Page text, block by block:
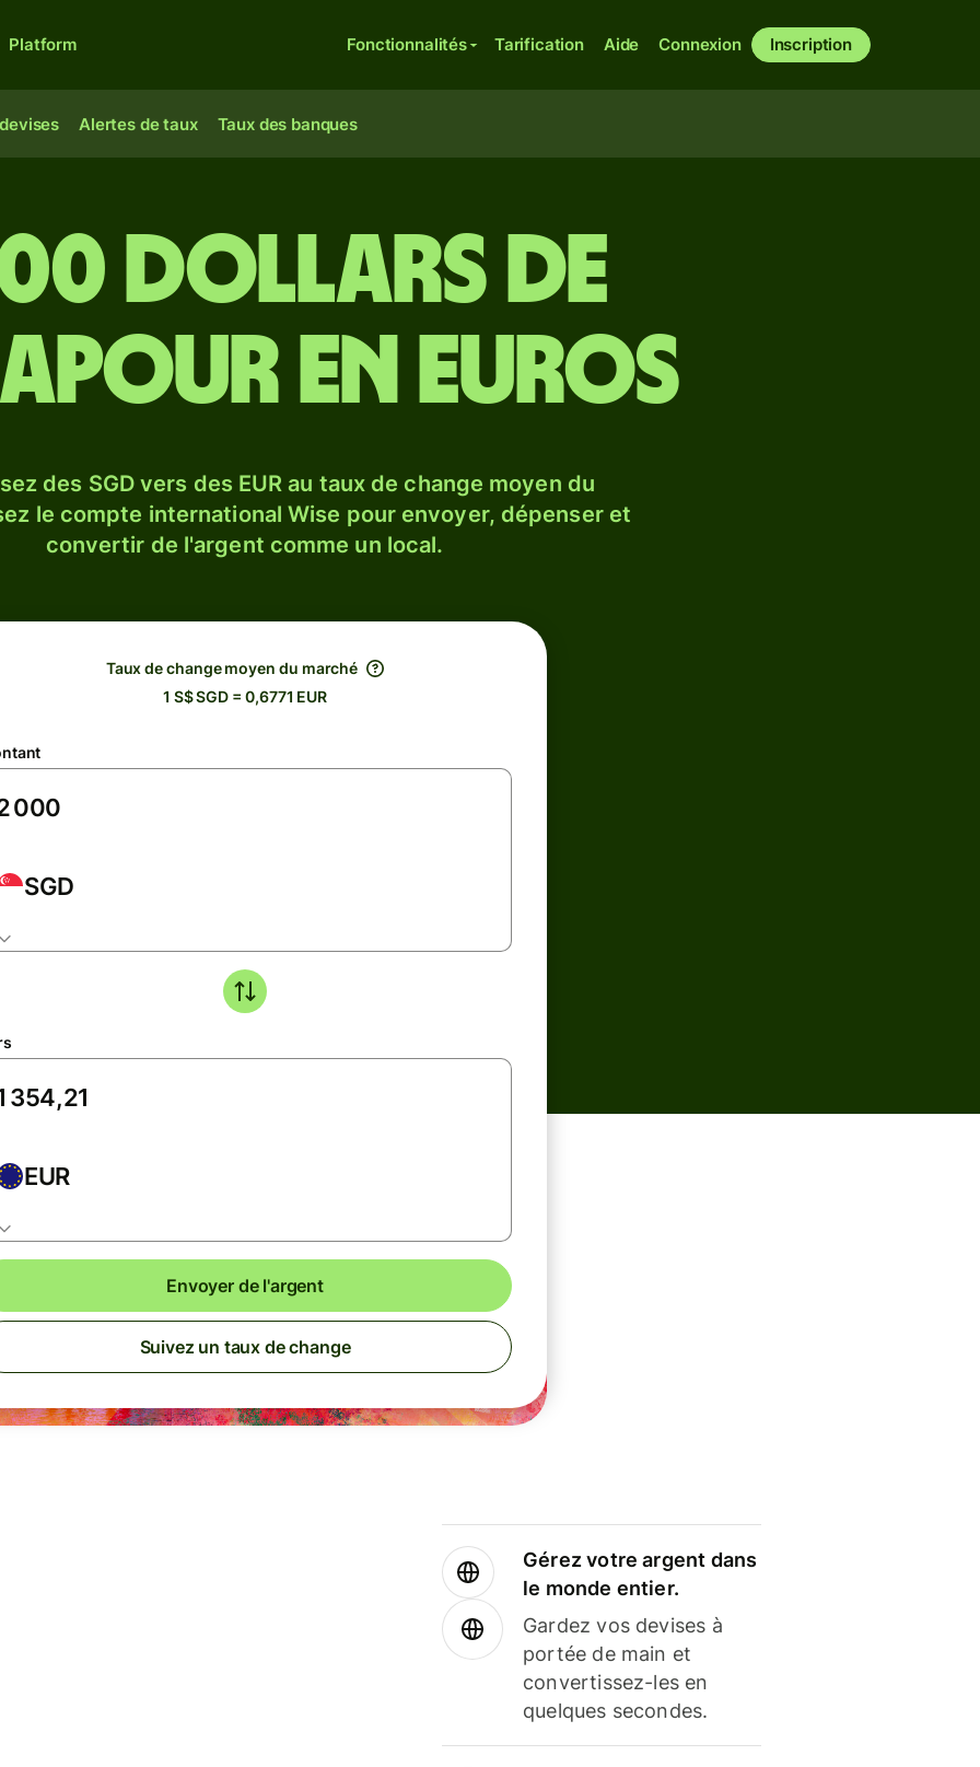
Platform Fonctionnalités Tarification Aide Connexion Inscription
Alertes de taux Taux des banques
dollars de
en euros
des SGD vers des EUR au taux de change moyen du
le compte international Wise pour envoyer, dépenser et
convertir de l'argent comme un local.
Taux de change moyen du marché
1 S$ SGD = 0,6771 EUR
SGD
EUR
Envoyer de l'argent
Suivez un taux de change
Gérez votre argent dans
le monde entier.
Gardez vos devises à
portée de main et
convertissez-les en
quelques secondes.